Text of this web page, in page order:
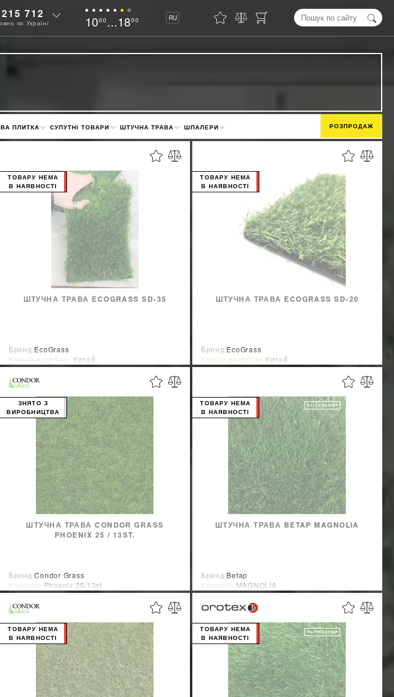
712
по Україні 1000 ...1800 RU
ПЛИТКА СУПУТНІ ТОВАРИ ШТУЧНА ТРАВА ШПАЛЕРИ РОЗПРОДАЖ
ШТУЧНА ТРАВА ECOGRASS SD-35
ТОВАРУ НЕМА
В НАЯВНОСТІ
Бренд:EcoGrass
Країна-виробник:Китай
ШТУЧНА ТРАВА ECOGRASS SD-20
ТОВАРУ НЕМА
В НАЯВНОСТІ
Бренд:EcoGrass
Країна-виробник:Китай
ШТУЧНА ТРАВА CONDOR GRASS
PHOENIX 25 / 13ST.
ЗНЯТО З
ВИРОБНИЦТВА
Бренд:Condor Grass
Колекція:Phoenix 25/13st.
Країна-виробник:Нидерланды
ШТУЧНА ТРАВА BETAP MAGNOLIA
ТОВАРУ НЕМА
В НАЯВНОСТІ
Бренд:Betap
Колекція:MAGNOLIA
Країна-виробник:Голландия
ТОВАРУ НЕМА
В НАЯВНОСТІ
ТОВАРУ НЕМА
В НАЯВНОСТІ